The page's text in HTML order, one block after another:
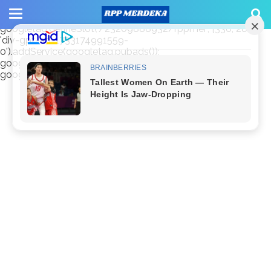
window.googletag = window.googletag || {cmd: []};
googletag.cmd.push(function() {
googletag.defineSlot('/23209888932/rppmer', [336, 280],
'div-gpt-ad-1733174991559-
0').addService(googletag.pubads());
googletag.pubads().enableSingleRequest();
googletag.enableServices(); });